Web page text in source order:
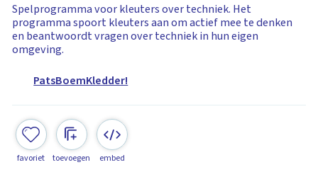
Spelprogramma voor kleuters over techniek. Het
programma spoort kleuters aan om actief mee te denken
en beantwoordt vragen over techniek in hun eigen
omgeving.
PatsBoemKledder!
favoriet toevoegen embed